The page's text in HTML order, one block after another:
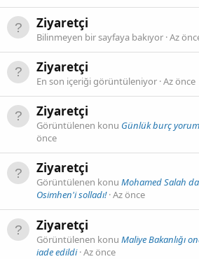
Ziyaretçi
Bilinmeyen bir sayfaya bakıyor Az
Ziyaretçi
En son içeriği görüntüleniyor Az önce
Ziyaretçi
Görüntülenen konu Günlük burç
önce
Ziyaretçi
Görüntülenen konu Mohamed Salah
Osimhen'i solladı! Az önce
Ziyaretçi
Görüntülenen konu Maliye Bakanlığı
iade edildi Az önce